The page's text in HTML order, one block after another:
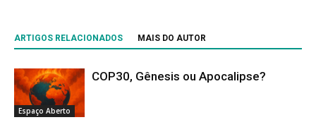
ARTIGOS RELACIONADOS MAIS DO AUTOR
Espaço Aberto
COP30, Gênesis ou Apocalipse?